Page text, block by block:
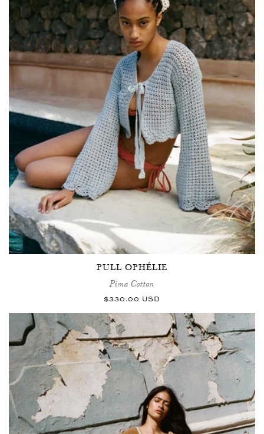
PULL OPHÉLIE
Pima Cotton
Prix
$330.00 USD